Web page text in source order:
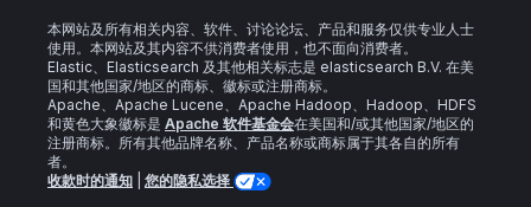
本网站及所有相关内容、软件、讨论论坛、产品和服务仅供专业人士
使用。本网站及其内容不供消费者使用，也不面向消费者。
Elastic、Elasticsearch 及其他相关标志是 elasticsearch B.V. 在美
国和其他国家/地区的商标、徽标或注册商标。
Apache、Apache Lucene、Apache Hadoop、Hadoop、HDFS
和黄色大象徽标是 Apache 软件基金会在美国和/或其他国家/地区的
注册商标。所有其他品牌名称、产品名称或商标属于其各自的所有
者。
收款时的通知
您的隐私选择